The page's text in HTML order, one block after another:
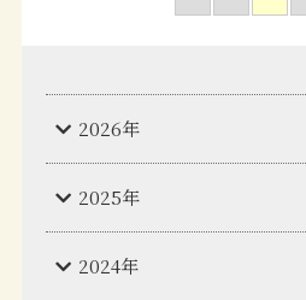
2026年
2025年
2024年